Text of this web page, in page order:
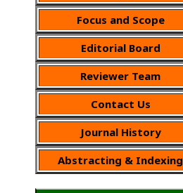
Focus and Scope
Editorial Board
Reviewer Team
Contact Us
Journal History
Abstracting & Indexing